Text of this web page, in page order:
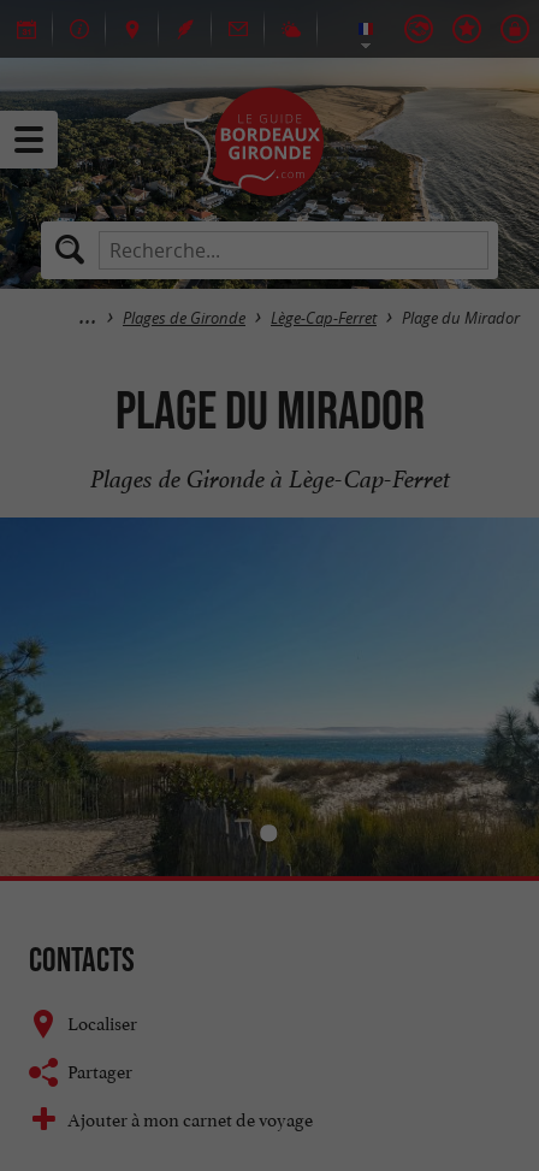
Plages de Gironde Lège-Cap-Ferret Plage du Mirador
Plage du Mirador
Plages de Gironde à Lège-Cap-Ferret
Contacts
Localiser
Partager
Ajouter à mon carnet de voyage